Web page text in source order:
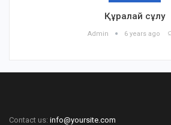
Құралай сұлу
Admin 6 years ago
Contact us: info@yoursite.com